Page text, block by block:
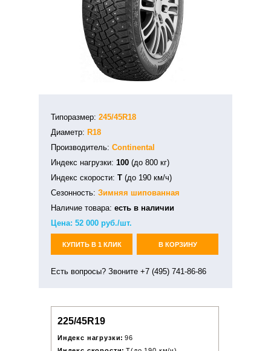
Типоразмер: 245/45R18
Диаметр: R18
Производитель: Continental
Индекс нагрузки: 100 (до 800 кг)
Индекс скорости: T (до 190 км/ч)
Сезонность: Зимняя шипованная
Наличие товара: есть в наличии
Цена: 52 000 руб./шт.
КУПИТЬ В 1 КЛИК В КОРЗИНУ
Есть вопросы? Звоните +7 (495) 741-86-86
225/45R19
Индекс нагрузки: 96